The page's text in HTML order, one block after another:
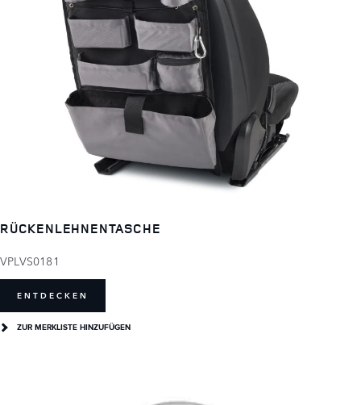
RÜCKENLEHNENTASCHE
VPLVS0181
ENTDECKEN
ZUR MERKLISTE HINZUFÜGEN